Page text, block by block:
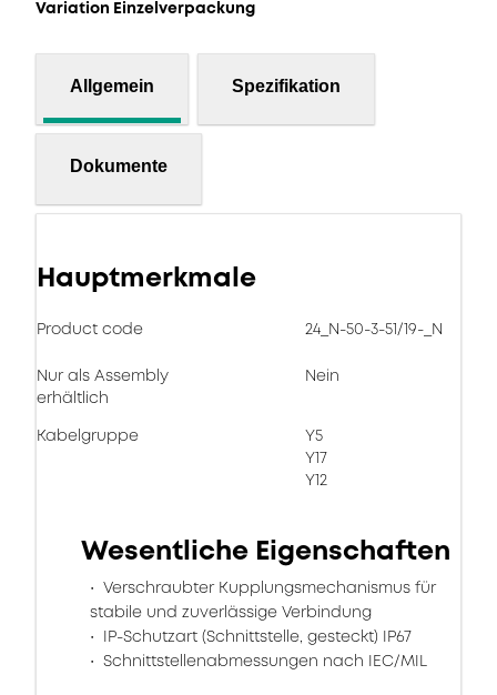
Variation Einzelverpackung
Allgemein Spezifikation
Dokumente
Hauptmerkmale
Product code 24_N-50-3-51/19-_N
Nur als Assembly
erhältlich
Nein
Kabelgruppe
Y5
Y17
Y12
Wesentliche Eigenschaften
Verschraubter Kupplungsmechanismus für
stabile und zuverlässige Verbindung
IP-Schutzart (Schnittstelle, gesteckt) IP67
Schnittstellenabmessungen nach IEC/MIL